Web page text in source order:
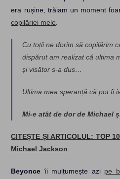
era rușine, trăiam un moment
copilăriei mele.
Cu toții ne dorim să copilărim
dispărut am realizat că ultima
și visător s-a dus…
Ultima mea speranță că pot fi
Mi-e atât de dor de Michael
CITEȘTE ȘI ARTICOLUL: TOP
Michael Jackson
Beyonce îi mulțumește azi pe